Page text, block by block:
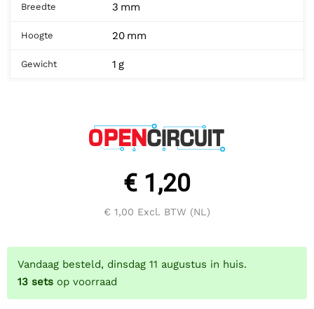
Breedte 3 mm
Hoogte 20 mm
Gewicht 1 g
€ 1,20
€ 1,00 Excl. BTW (NL)
Vandaag besteld, dinsdag 11 augustus in huis.
13 sets op voorraad